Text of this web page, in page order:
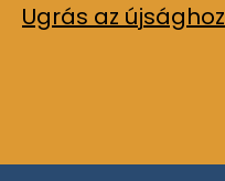
Ugrás az újsághoz